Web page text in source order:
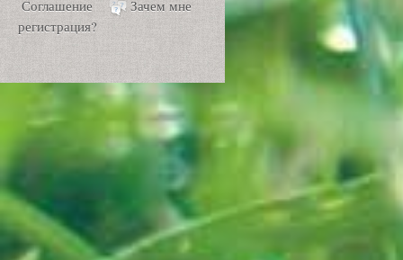
Соглашение
Зачем мне
регистрация?